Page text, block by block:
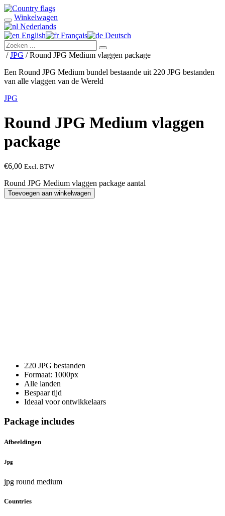
Winkelwagen
Nederlands
English
Français Deutsch
/JPG / Round JPG Medium vlaggen package
Een Round JPG Medium bundel bestaande uit 220 JPG bestanden
van alle vlaggen van de Wereld
JPG
Round JPG Medium vlaggen
package
€6,00 Excl. BTW
Round JPG Medium vlaggen package aantal
Toevoegen aan winkelwagen
220 JPG bestanden
Formaat: 1000px
Alle landen
Bespaar tijd
Ideaal voor ontwikkelaars
Package includes
Afbeeldingen
Jpg
jpg round medium
Countries